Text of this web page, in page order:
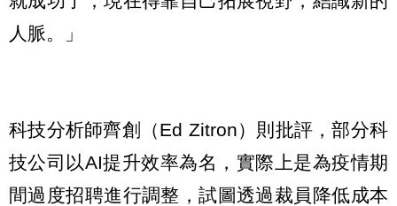
人脈。」
科技分析師齊創（Ed Zitron）則批評，部分科
技公司以AI提升效率為名，實際上是為疫情期
間過度招聘進行調整，試圖透過裁員降低成本